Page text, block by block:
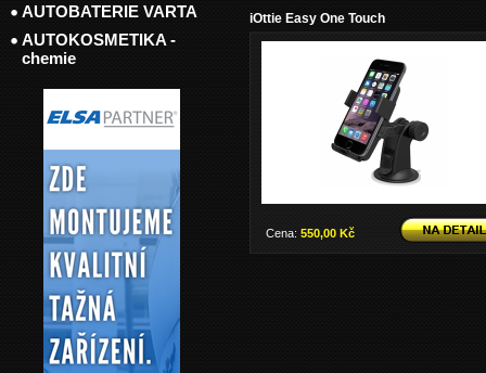
iOttie Easy One Touch
Cena: 550,00 Kč
AUTOBATERIE VARTA
AUTOKOSMETIKA -
chemie